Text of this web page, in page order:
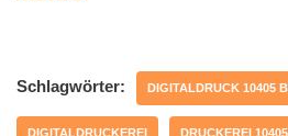
Schlagwörter: DIGITALDRUCK 10405
DIGITALDRUCKEREI DRUCKEREI